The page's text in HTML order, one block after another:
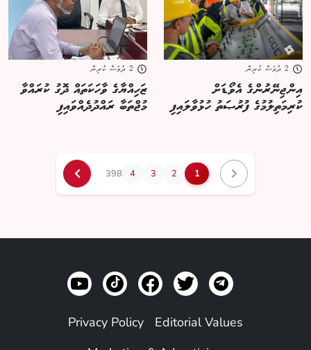
އިންޖިނޭރުންގެ އެވޯޑަށް
ކުރިމަތިލުމުގެ ފުރުޞަތު ހުޅުވާލައިފި
ޒަހިއްޔާގެ ވާހަކަތައް ދޮގު ކުރައްވާ
މުޖްތަބާ ރައްދުދެއްވައިފި
1
2
3
4
398
Editorial Values
Privacy Policy